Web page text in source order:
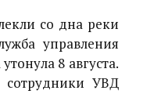
со дна реки
управления
8 августа.
сотрудники УВД